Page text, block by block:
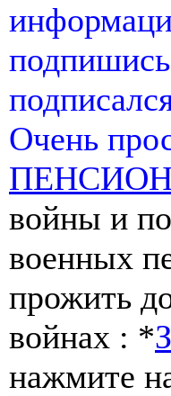
Очень
войны и
военных
прожить
войнах : *
нажмите